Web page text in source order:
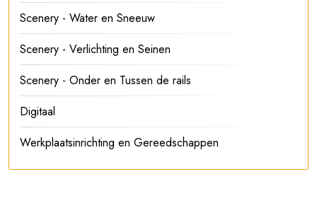
Scenery - Water en Sneeuw
Scenery - Verlichting en Seinen
Scenery - Onder en Tussen de rails
Digitaal
Werkplaatsinrichting en Gereedschappen